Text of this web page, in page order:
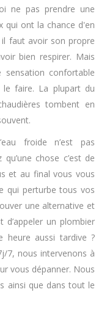
ne pas prendre une
qui ont la chance d'en
faut avoir son propre
bien respirer. Mais
confortable
faire. La plupart du
tombent en
froide n’est pas
chose c’est de
et au final vous vous
qui perturbe tous vos
une alternative et
d’appeler un plombier
heure aussi tardive ?
7, nous intervenons à
vous dépanner. Nous
ainsi que dans tout le